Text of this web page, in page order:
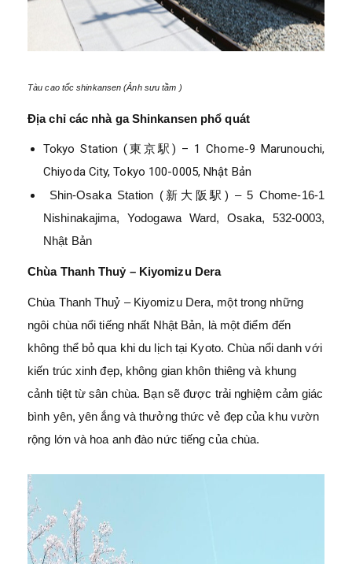
Tàu cao tốc shinkansen (Ảnh sưu tầm )
Địa chỉ các nhà ga Shinkansen phổ quát
Tokyo Station (東京駅) – 1 Chome-9 Marunouchi,
Chiyoda City, Tokyo 100-0005, Nhật Bản
Shin-Osaka Station (新大阪駅) – 5 Chome-16-1
Nishinakajima, Yodogawa Ward, Osaka, 532-0003,
Nhật Bản
Chùa Thanh Thuỷ – Kiyomizu Dera
Chùa Thanh Thuỷ – Kiyomizu Dera, một trong những
ngôi chùa nổi tiếng nhất Nhật Bản, là một điểm đến
không thể bỏ qua khi du lịch tại Kyoto. Chùa nổi danh với
kiến trúc xinh đẹp, không gian khôn thiêng và khung
cảnh tiệt từ sân chùa. Bạn sẽ được trải nghiệm cảm giác
bình yên, yên ắng và thưởng thức vẻ đẹp của khu vườn
rộng lớn và hoa anh đào nức tiếng của chùa.